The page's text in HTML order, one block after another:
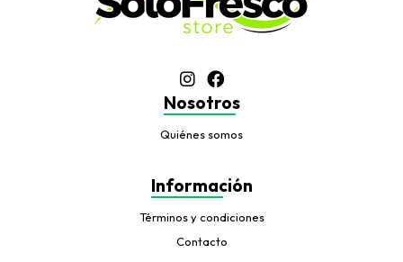
Nosotros
Quiénes somos
Información
Términos y condiciones
Contacto